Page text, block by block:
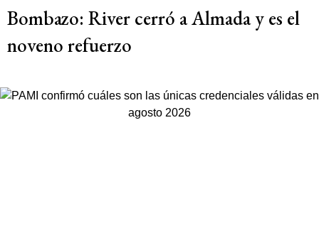
Bombazo: River cerró a Almada y es el
noveno refuerzo